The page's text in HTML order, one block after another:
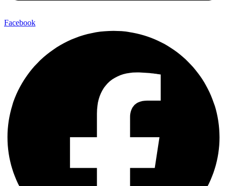
Facebook